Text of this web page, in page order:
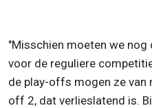
"Misschien moeten we
voor de reguliere
de play-offs mogen ze van
off 2, dat verlieslatend is.